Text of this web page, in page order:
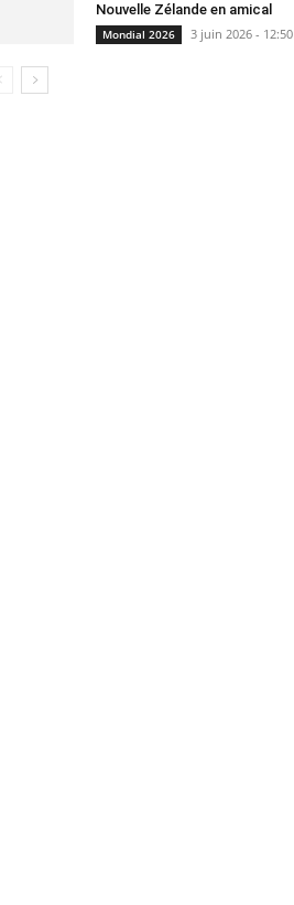
Nouvelle Zélande en amical
Mondial 2026 3 juin 2026 - 12:50